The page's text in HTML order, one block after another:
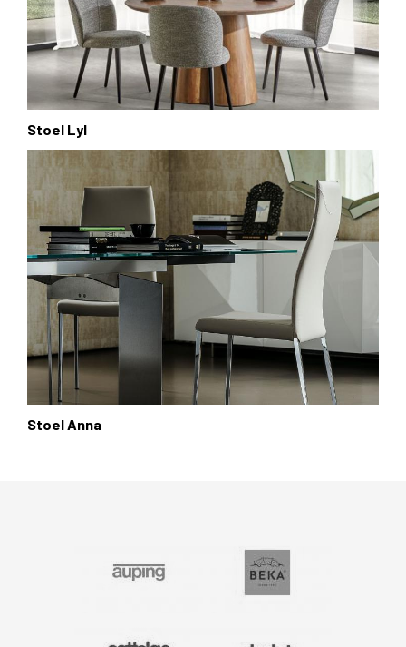
Stoel Lyl
Stoel Anna